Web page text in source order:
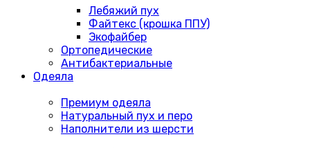
Лебяжий пух
Файтекс (крошка ППУ)
Экофайбер
Ортопедические
Антибактериальные
Одеяла
Премиум одеяла
Натуральный пух и перо
Наполнители из шерсти